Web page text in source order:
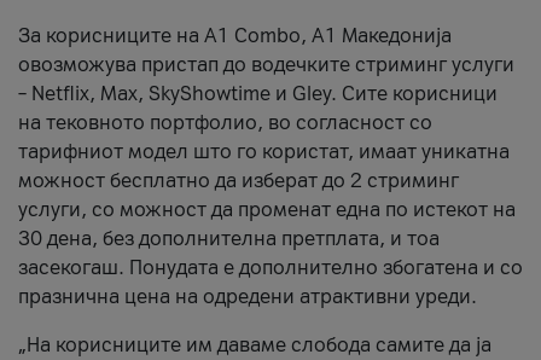
За корисниците на A1 Combo, А1 Македонија
овозможува пристап до водечките стриминг услуги
– Netflix, Max, SkyShowtime и Gley. Сите корисници
на тековното портфолио, во согласност со
тарифниот модел што го користат, имаат уникатна
можност бесплатно да изберат до 2 стриминг
услуги, со можност да променат една по истекот на
30 дена, без дополнителна претплата, и тоа
засекогаш. Понудата е дополнително збогатена и со
празнична цена на одредени атрактивни уреди.
„На корисниците им даваме слобода самите да ја